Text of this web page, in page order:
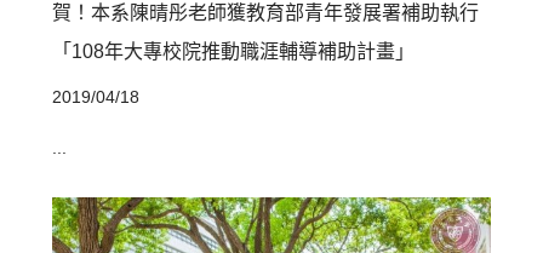
賀！本系陳晴彤老師獲教育部青年發展署補助執行
「108年大專校院推動職涯輔導補助計畫」
2019/04/18